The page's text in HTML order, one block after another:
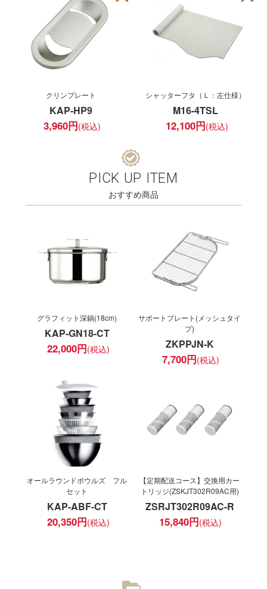
クリンプレート
KAP-HP9
3,960円
シャッターフタ（Ｌ：左仕様）
M16-4TSL
12,100円
PICK UP ITEM
おすすめ商品
グラフィット深鍋(18cm)
KAP-GN18-CT
22,000円
サポートプレート(メッシュタイ
プ)
ZKPPJN-K
7,700円
オールラウンドボウルズ フル
セット
KAP-ABF-CT
20,350円
【定期配送コース】交換用カー
トリッジ(ZSKJT302R09AC用)
ZSRJT302R09AC-R
15,840円